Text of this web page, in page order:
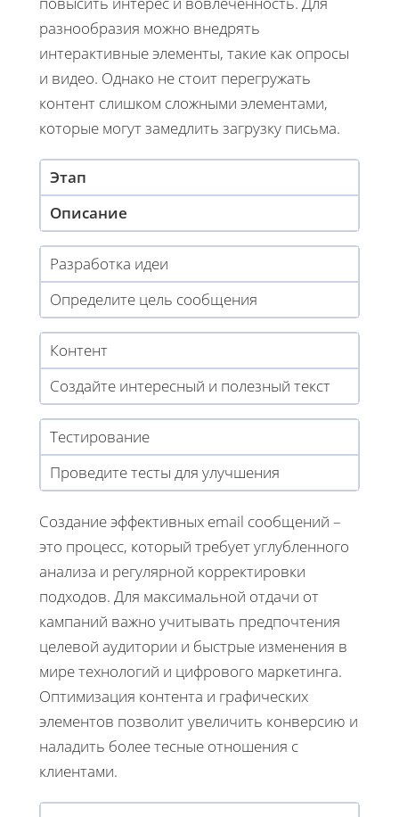
разнообразия можно внедрять
интерактивные элементы, такие как опросы
и видео. Однако не стоит перегружать
контент слишком сложными элементами,
которые могут замедлить загрузку письма.
Этап
Описание
Разработка идеи
Определите цель сообщения
Контент
Создайте интересный и полезный текст
Тестирование
Проведите тесты для улучшения
Создание эффективных email сообщений –
это процесс, который требует углубленного
анализа и регулярной корректировки
подходов. Для максимальной отдачи от
кампаний важно учитывать предпочтения
целевой аудитории и быстрые изменения в
мире технологий и цифрового маркетинга.
Оптимизация контента и графических
элементов позволит увеличить конверсию и
наладить более тесные отношения с
клиентами.